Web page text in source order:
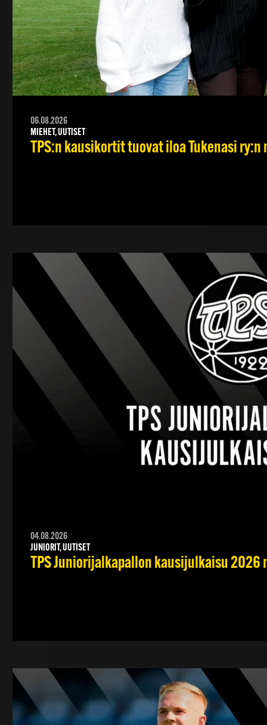
06.08.2026
MIEHET, UUTISET
TPS:n kausikortit tuovat iloa Tukenasi
04.08.2026
JUNIORIT, UUTISET
TPS Juniorijalkapallon kausijulkaisu 2026